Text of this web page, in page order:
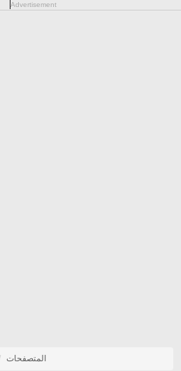
Advertisement
المتصفحات